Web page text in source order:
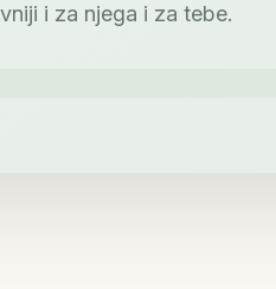
i za njega i za tebe.